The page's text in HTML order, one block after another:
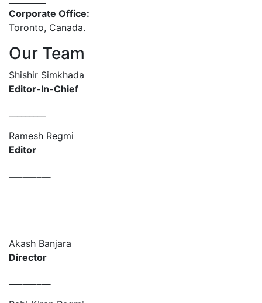
Corporate Office:
Toronto, Canada.
Our Team
Shishir Simkhada
Editor-In-Chief
Ramesh Regmi
Editor
Akash Banjara
Director